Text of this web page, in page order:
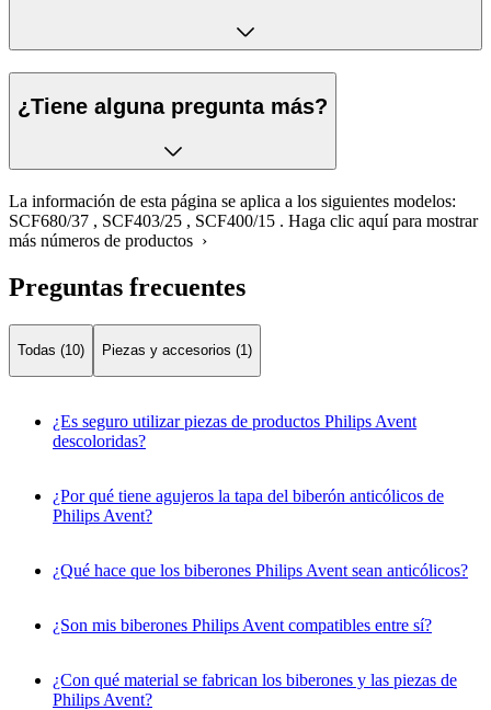
¿Tiene alguna pregunta más?
La información de esta página se aplica a los siguientes modelos:
SCF680/37 , SCF403/25 , SCF400/15 . Haga clic aquí para mostrar
más números de productos ›
Preguntas frecuentes
Todas (10) Piezas y accesorios (1)
¿Es seguro utilizar piezas de productos Philips Avent
descoloridas?
¿Por qué tiene agujeros la tapa del biberón anticólicos de
Philips Avent?
¿Qué hace que los biberones Philips Avent sean anticólicos?
¿Son mis biberones Philips Avent compatibles entre sí?
¿Con qué material se fabrican los biberones y las piezas de
Philips Avent?